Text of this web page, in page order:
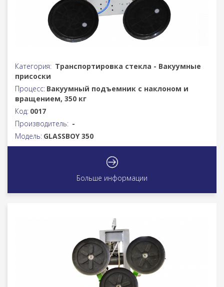
Категория: Транспортировка стекла - Вакуумные
присоски
Процесс: Вакуумный подъемник с наклоном и
вращением, 350 кг
Код: 0017
Производитель: -
Модель: GLASSBOY 350
Больше информации